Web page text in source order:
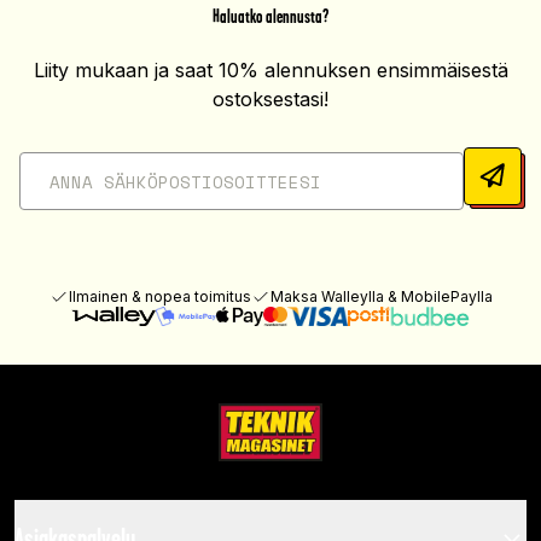
Haluatko alennusta?
Liity mukaan ja saat 10% alennuksen ensimmäisestä
ostoksestasi!
Ilmainen & nopea toimitus Maksa Walleylla & MobilePaylla